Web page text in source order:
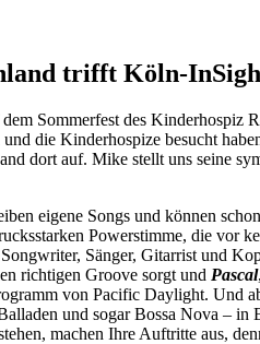
trifft Köln-
Sommerfest des Kinderhospiz
die Kinderhospize besucht
dort auf. Mike stellt uns seine
eigene Songs und können
Powerstimme, die vor
Sänger, Gitarrist und
richtigen Groove sorgt und Pascal
von Pacific Daylight. Und
und sogar Bossa Nova –
machen Ihre Auftritte aus,